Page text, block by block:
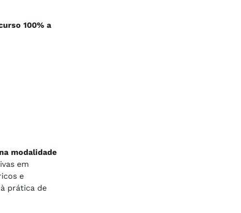
100% a
modalidade
em
e
prática de